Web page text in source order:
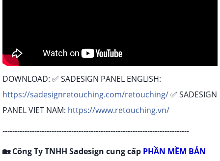
DOWNLOAD: ✅ SADESIGN PANEL ENGLISH:
https://sadesignretouching.com/retouching/✅ SADESIGN
PANEL VIET NAM: https://www.retouching.vn/
----------------------------------------------------------------------------
🏡 Công Ty TNHH Sadesign cung cấp PHẦN MỀM BẢN